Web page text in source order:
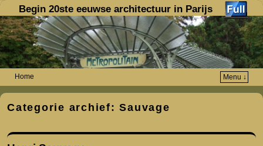
Begin 20ste eeuwse architectuur in Parijs
Home
Menu ↓
Spring naar de primaire inhoud
Spring naar de secundaire inhoud
Categorie archief:Sauvage